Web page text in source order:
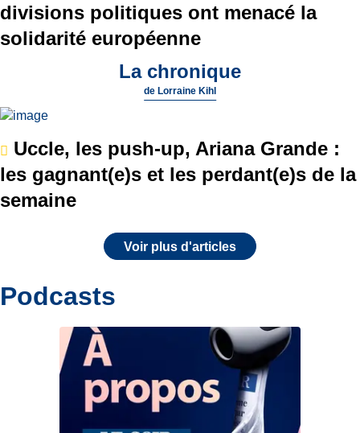
divisions politiques ont menacé la
solidarité européenne
La chronique
de Lorraine Kihl
Uccle, les push-up, Ariana Grande :
les gagnant(e)s et les perdant(e)s de la
semaine
Voir plus d'articles
Podcasts